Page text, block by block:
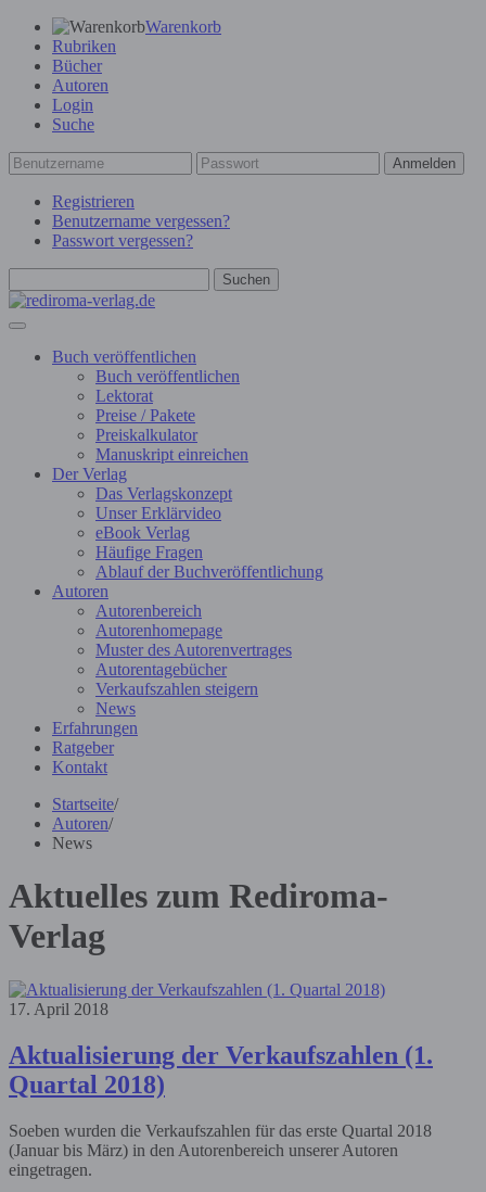
Warenkorb
Rubriken
Bücher
Autoren
Login
Suche
Anmelden
Registrieren
Benutzername vergessen?
Passwort vergessen?
Suchen
Buch veröffentlichen
Buch veröffentlichen
Lektorat
Preise / Pakete
Preiskalkulator
Manuskript einreichen
Der Verlag
Das Verlagskonzept
Unser Erklärvideo
eBook Verlag
Häufige Fragen
Ablauf der Buchveröffentlichung
Autoren
Autorenbereich
Autorenhomepage
Muster des Autorenvertrages
Autorentagebücher
Verkaufszahlen steigern
News
Erfahrungen
Ratgeber
Kontakt
Startseite/
Autoren/
News
Aktuelles zum Rediroma-
Verlag
17. April 2018
Aktualisierung der Verkaufszahlen (1.
Quartal 2018)
Soeben wurden die Verkaufszahlen für das erste Quartal 2018
(Januar bis März) in den Autorenbereich unserer Autoren
eingetragen.